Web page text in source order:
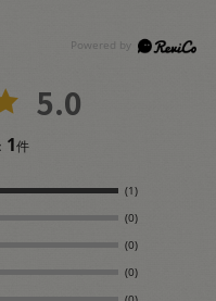
5.0
1件
(1)
(0)
(0)
(0)